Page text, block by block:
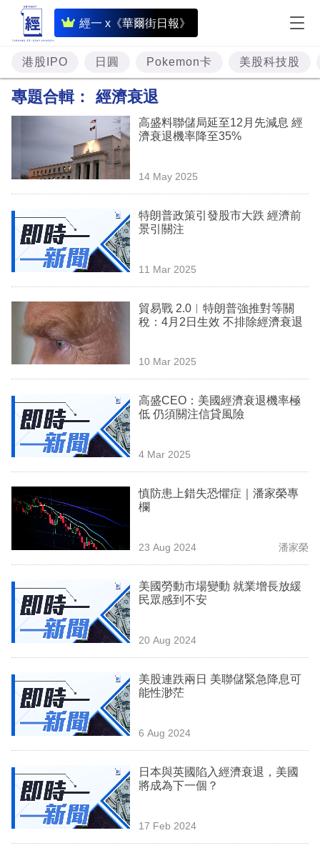
經一 x《華爾街日報》
即
時
財
經
題
投
資
理
商
業
科
技
場
生
時
事
訂
閱
港股IPO 日圓 Pokemon卡 美股科技股
專題合輯： 經濟衰退
高盛料聯儲局延至12月先減息 經
濟衰退機率降至35%
14 May 2025
特朗普政策引發股市大跌 經濟前
景引關注
11 Mar 2025
貿易戰 2.0︳特朗普強推對等關
稅：4月2日生效 不排除經濟衰退
10 Mar 2025
高盛CEO：美國經濟衰退機率極
低 仍須關注信貸風險
4 Mar 2025
慎防患上錯失恐懼症｜潘家榮專
欄
23 Aug 2024 潘家榮
美國勞動市場變動 就業增長放緩
民眾感到不安
20 Aug 2024
美股連跌兩日 美聯儲緊急降息可
能性渺茫
6 Aug 2024
日本與英國陷入經濟衰退，美國
將成為下一個？
17 Feb 2024